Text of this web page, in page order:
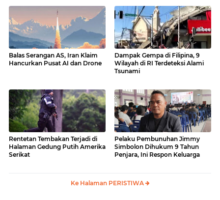
Balas Serangan AS, Iran Klaim
Hancurkan Pusat AI dan Drone
Dampak Gempa di Filipina, 9
Wilayah di RI Terdeteksi Alami
Tsunami
Rentetan Tembakan Terjadi di
Halaman Gedung Putih Amerika
Serikat
Pelaku Pembunuhan Jimmy
Simbolon Dihukum 9 Tahun
Penjara, Ini Respon Keluarga
Ke Halaman PERISTIWA